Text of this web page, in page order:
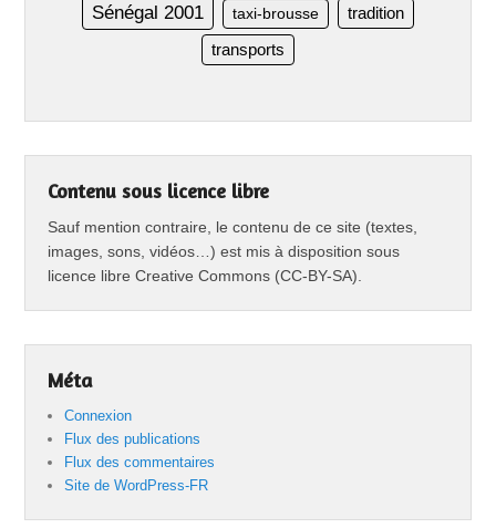
Sénégal 2001 taxi-brousse tradition
transports
Contenu sous licence libre
Sauf mention contraire, le contenu de ce site (textes,
images, sons, vidéos…) est mis à disposition sous
licence libre Creative Commons (CC-BY-SA).
Méta
Connexion
Flux des publications
Flux des commentaires
Site de WordPress-FR